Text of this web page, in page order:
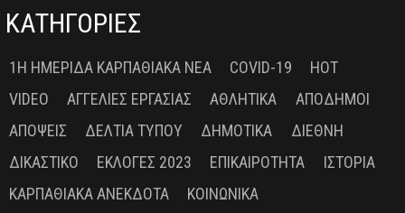
ΚΑΤΗΓΟΡΙΕΣ
1Η ΗΜΕΡΊΔΑ ΚΑΡΠΑΘΙΑΚΆ ΝΈΑ COVID-19
HOT
VIDEO
ΑΓΓΕΛΊΕΣ ΕΡΓΑΣΊΑΣ ΑΘΛΗΤΙΚΆ
ΑΠΌΔΗΜΟΙ
ΑΠΌΨΕΙΣ
ΔΕΛΤΊΑ ΤΎΠΟΥ ΔΗΜΟΤΙΚΆ
ΔΙΕΘΝΉ
ΔΙΚΑΣΤΙΚΌ
ΕΚΛΟΓΈΣ 2023 ΕΠΙΚΑΙΡΌΤΗΤΑ
ΙΣΤΟΡΊΑ
ΚΑΡΠΑΘΙΑΚΆ ΑΝΈΚΔΟΤΑ
ΚΟΙΝΩΝΙΚΆ